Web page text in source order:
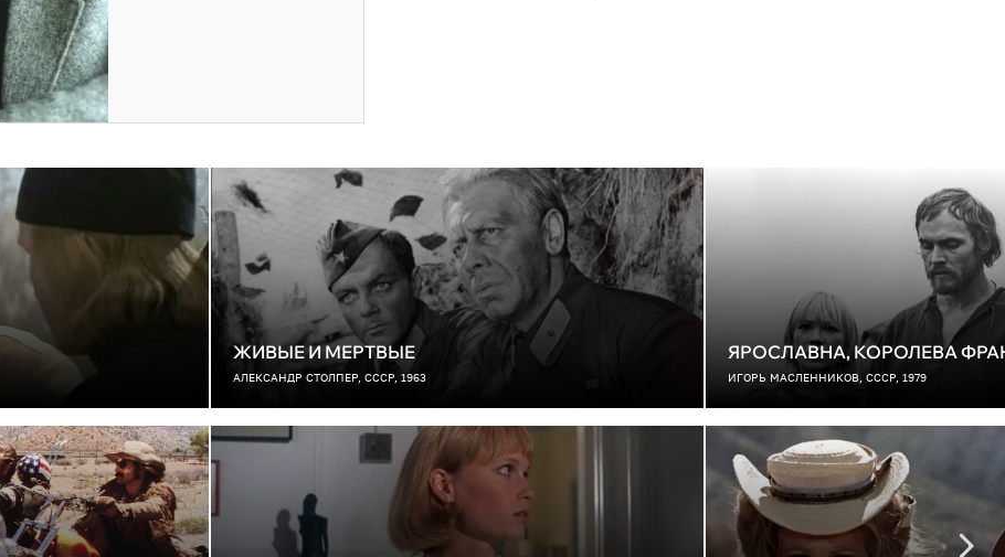
ЖИВЫЕ И МЕРТВЫЕ
АЛЕКСАНДР СТОЛПЕР, СССР, 1963
ЯРОСЛАВНА, КОРОЛЕВА
ИГОРЬ МАСЛЕННИКОВ, СССР, 1979